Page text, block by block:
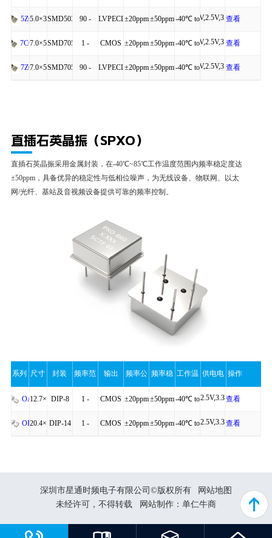
4P 200MHz +85℃ 详细
5ZQ5.0×3.2×1.25
SMD5032-
6P
90 -
200MHz
LVPECL,LVDS
,HCSL
±20ppm±50ppm-40℃ to
+85℃
1.8V,2.5V,3.3V
查看
详细
7CQ7.0×5.0×1.30
SMD7050-
4P
1 -
200MHz
CMOS ±20ppm±50ppm-40℃ to
+85℃
1.8V,2.5V,3.3V
查看
详细
7ZQ7.0×5.0×1.45
SMD7050-90 - LVPECL,LVDS
±20ppm±50ppm-40℃ to1.8V,2.5V,3.3V
查看
直插石英晶振（SPXO）
直插石英晶振采用金属封装，在-40℃~85℃工作温度范围内频率稳定度达
±50ppm，具备优异的稳定性与低相位噪声，为无线设备、物联网、以太
网/光纤、基站及音视频设备提供可靠的频率控制。
系列 尺寸 封装 频率范
围
输出 频率公
差
频率稳
定性
工作温
度
供电电
压
操作
OA12.7×12.7×5.4
DIP-8 1 -
100MHz
CMOS ±20ppm±50ppm-40℃ to
+85℃
1.8V,2.5V,3.3V,5V
查看
详细
OB20.4×12.8×4.9
DIP-14 1 - CMOS ±20ppm±50ppm-40℃ to
1.8V,2.5V,3.3V,5V
查看
深圳市星通时频电子有限公司©版权所有
网站地图
未经许可，不得转载
网站制作： 单仁牛商